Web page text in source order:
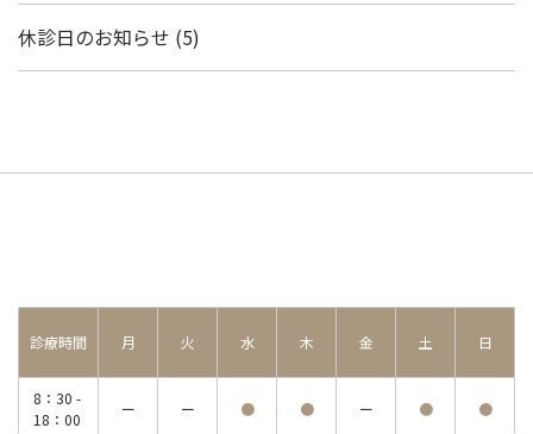
休診日のお知らせ (5)
診療時間 月 火 水 木 金 土 日
8：30 -
18：00
ー ー ● ● ー ● ●